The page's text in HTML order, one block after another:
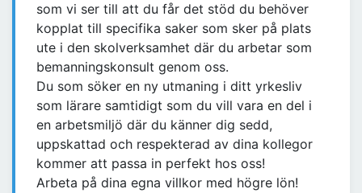
som vi ser till att du får det stöd du behöver
kopplat till specifika saker som sker på plats
ute i den skolverksamhet där du arbetar som
bemanningskonsult genom oss.
Du som söker en ny utmaning i ditt yrkesliv
som lärare samtidigt som du vill vara en del i
en arbetsmiljö där du känner dig sedd,
uppskattad och respekterad av dina kollegor
kommer att passa in perfekt hos oss!
Arbeta på dina egna villkor med högre lön!